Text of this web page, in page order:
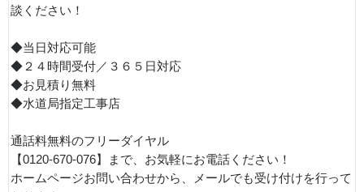
談ください！
◆当日対応可能
◆２４時間受付／３６５日対応
◆お見積り無料
◆水道局指定工事店
通話料無料のフリーダイヤル
【0120-670-076】まで、お気軽にお電話ください！
ホームページお問い合わせから、メールでも受け付けを行って